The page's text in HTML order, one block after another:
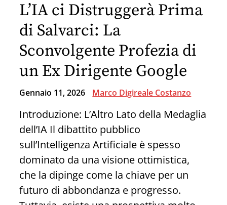
Logica
alla
Luce
dei
Dati
L’IA ci Distruggerà Prima
di Salvarci: La
Sconvolgente Profezia di
un Ex Dirigente Google
Gennaio 11, 2026 Marco Digireale Costanzo
Introduzione: L’Altro Lato della Medaglia
dell’IA Il dibattito pubblico
sull’Intelligenza Artificiale è spesso
dominato da una visione ottimistica,
che la dipinge come la chiave per un
futuro di abbondanza e progresso.